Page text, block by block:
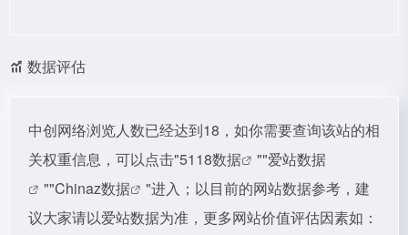
数据评估
中创网络浏览人数已经达到18，如你需要查询该站的相
关权重信息，可以点击"5118数据 ""爱站数据
""Chinaz数据
"进入；以目前的网站数据参考，建
议大家请以爱站数据为准，更多网站价值评估因素如：